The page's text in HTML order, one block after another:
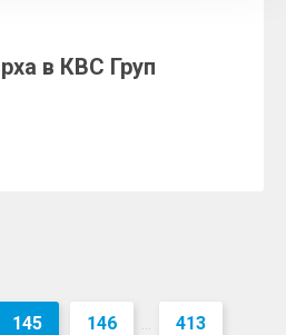
в КВС Груп
145 146 ... 413